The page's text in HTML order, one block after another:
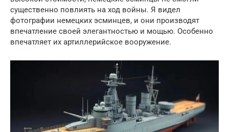
существенно повлиять на ход войны. Я видел
фотографии немецких эсминцев, и они производят
впечатление своей элегантностью и мощью. Особенно
впечатляет их артиллерийское вооружение.